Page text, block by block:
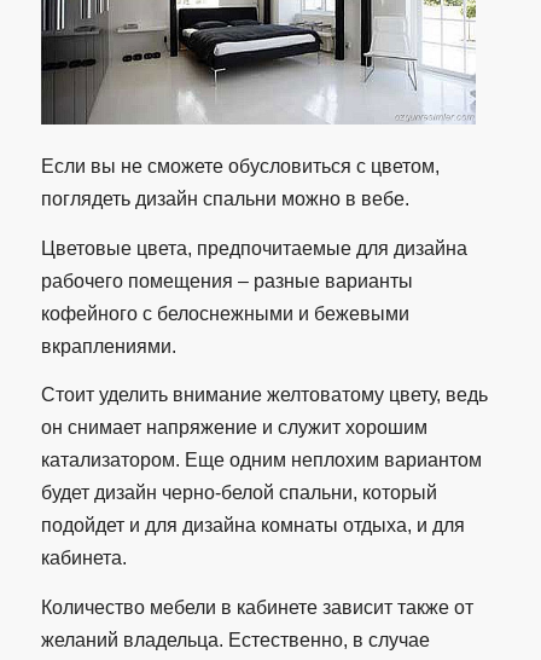
Если вы не сможете обусловиться с цветом,
поглядеть дизайн спальни можно в вебе.
Цветовые цвета, предпочитаемые для дизайна
рабочего помещения – разные варианты
кофейного с белоснежными и бежевыми
вкраплениями.
Стоит уделить внимание желтоватому цвету, ведь
он снимает напряжение и служит хорошим
катализатором. Еще одним неплохим вариантом
будет дизайн черно-белой спальни, который
подойдет и для дизайна комнаты отдыха, и для
кабинета.
Количество мебели в кабинете зависит также от
желаний владельца. Естественно, в случае